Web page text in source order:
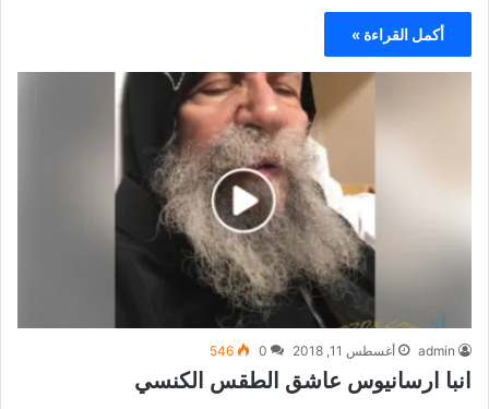
أكمل القراءة »
admin أغسطس 11, 2018 0
546
انبا ارسانيوس عاشق الطقس الكنسي